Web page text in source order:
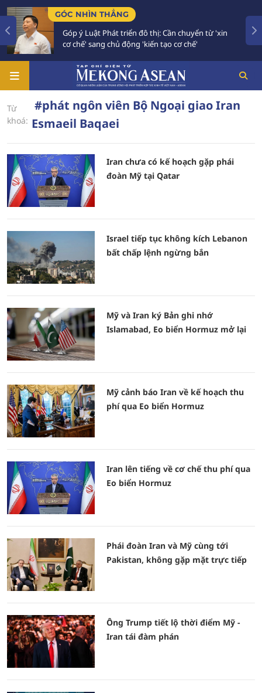
GÓC NHÌN THẲNG
Góp ý Luật Phát triển đô thị: Cần chuyển từ 'xin
cơ chế' sang chủ động 'kiến tạo cơ chế'
Từ
khoá:
#phát ngôn viên Bộ Ngoại giao Iran
Esmaeil Baqaei
Iran chưa có kế hoạch gặp phái
đoàn Mỹ tại Qatar
Israel tiếp tục không kích Lebanon
bất chấp lệnh ngừng bắn
Mỹ và Iran ký Bản ghi nhớ
Islamabad, Eo biển Hormuz mở lại
Mỹ cảnh báo Iran về kế hoạch thu
phí qua Eo biển Hormuz
Iran lên tiếng về cơ chế thu phí qua
Eo biển Hormuz
Phái đoàn Iran và Mỹ cùng tới
Pakistan, không gặp mặt trực tiếp
Ông Trump tiết lộ thời điểm Mỹ -
Iran tái đàm phán